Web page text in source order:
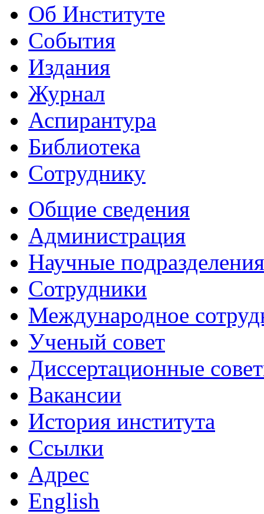
Об Институте
События
Издания
Журнал
Аспирантура
Библиотека
Сотруднику
Общие сведения
Администрация
Научные подразделения
Сотрудники
Международное
Ученый совет
Диссертационные
Вакансии
История института
Ссылки
Адрес
English